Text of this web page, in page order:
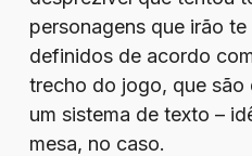
personagens que irão
definidos de acordo
trecho do jogo, que são
um sistema de texto –
mesa, no caso.